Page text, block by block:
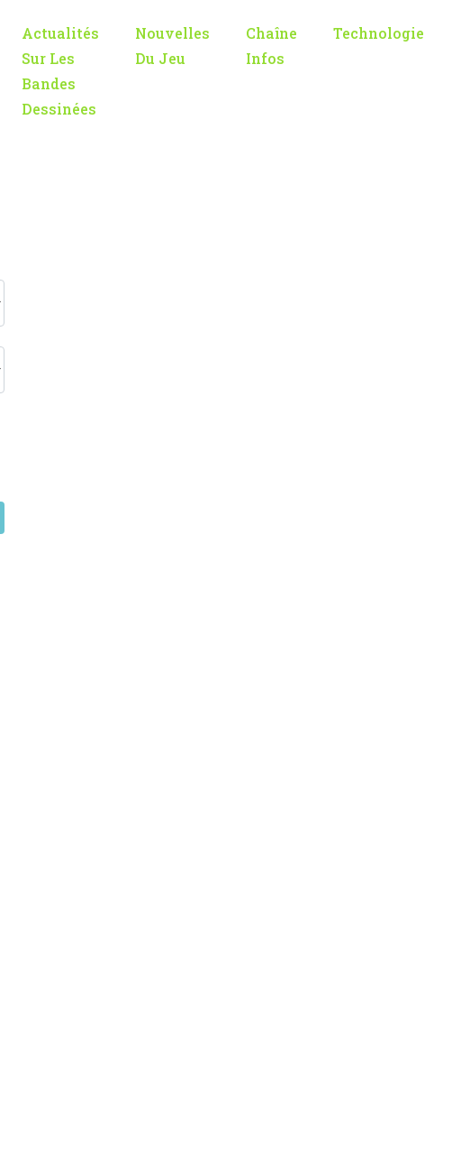
Actualités
Sur Les
Bandes
Dessinées
Nouvelles
Du Jeu
Chaîne
Infos
Technologie